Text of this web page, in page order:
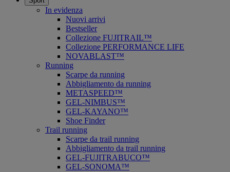
In evidenza
Nuovi arrivi
Bestseller
Collezione FUJITRAIL™
Collezione PERFORMANCE LIFE
NOVABLAST™
Running
Scarpe da running
Abbigliamento da running
METASPEED™
GEL-NIMBUS™
GEL-KAYANO™
Shoe Finder
Trail running
Scarpe da trail running
Abbigliamento da trail running
GEL-FUJITRABUCO™
GEL-SONOMA™